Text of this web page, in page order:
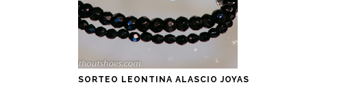
SORTEO LEONTINA ALASCIO JOYAS